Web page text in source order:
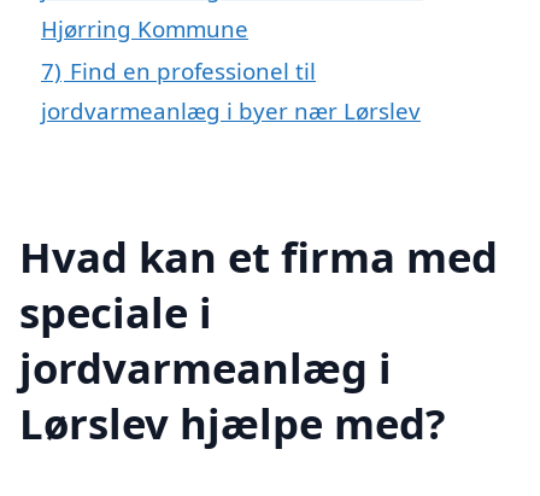
Hjørring Kommune
7) Find en professionel til
jordvarmeanlæg i byer nær Lørslev
Hvad kan et firma med
speciale i
jordvarmeanlæg i
Lørslev hjælpe med?